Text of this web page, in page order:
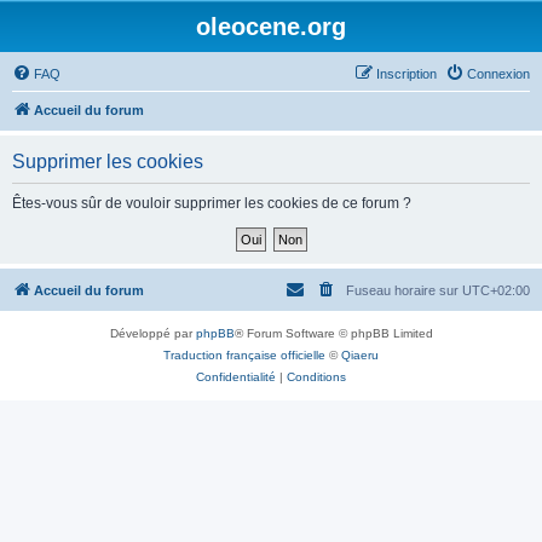
oleocene.org
FAQ Connexion
Inscription
Accueil du forum
Supprimer les cookies
Êtes-vous sûr de vouloir supprimer les cookies de ce forum ?
Accueil du forum Fuseau horaire sur UTC+02:00
Développé parphpBB® Forum Software © phpBB Limited
Traduction française officielle ©Qiaeru
Confidentialité | Conditions